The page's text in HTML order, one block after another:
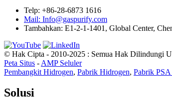
Telp: +86-28-6873 1616
Mail: Info@gaspurify.com
Tambahkan: E1-2-1-1401, Global Center,
© Hak Cipta - 2010-2025 : Semua Hak Dilindungi
Peta Situs - AMP Seluler
Pembangkit Hidrogen, Pabrik Hidrogen, Pabrik
Solusi